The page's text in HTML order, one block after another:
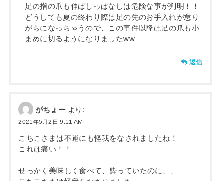
足の指の爪も伸ばしっぱなしは危険な事が判明！！
どうしても夏の終わり際は足の先のお手入れが怠り
がちになっちゃうので、この事件以降は足の爪も小
まめに切るようになりましたww
返信
がちょー より:
2021年5月2日 9:11 AM
こちこさまは不運にも怪我をなされましたね！
これは痛い！！
せっかく美味しく食べて、酔っていたのに、、